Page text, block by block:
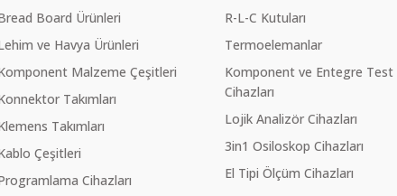
Board Ürünleri
ve Havya Ürünleri
Malzeme Çeşitleri
Takımları
Takımları
Çeşitleri
Cihazları
R-L-C Kutuları
Termoelemanlar
Komponent ve Entegre Test
Cihazları
Lojik Analizör Cihazları
3in1 Osiloskop Cihazları
El Tipi Ölçüm Cihazları